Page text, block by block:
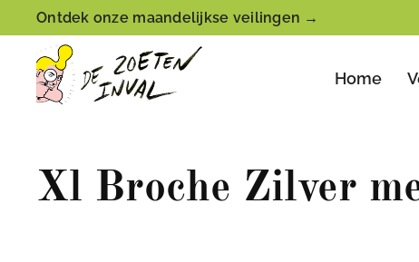
Ontdek onze maandelijkse veilingen →
Home
Xl Broche Zilver